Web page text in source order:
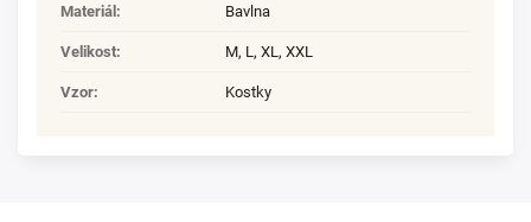
Materiál : Bavlna
Velikost: M, L, XL, XXL
Vzor: Kostky